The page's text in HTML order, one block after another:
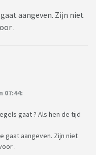
aangeven. Zijn niet
.
07:44:
gaat ? Als hen de tijd
gaat aangeven. Zijn niet
.